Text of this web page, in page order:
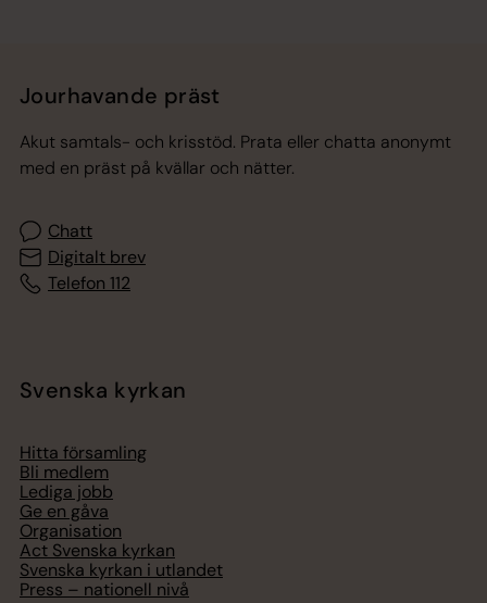
Jourhavande präst
Akut samtals- och krisstöd. Prata eller chatta anonymt
med en präst på kvällar och nätter.
Chatt
Digitalt brev
Telefon 112
Svenska kyrkan
Hitta församling
Bli medlem
Lediga jobb
Ge en gåva
Organisation
Act Svenska kyrkan
Svenska kyrkan i utlandet
Press – nationell nivå